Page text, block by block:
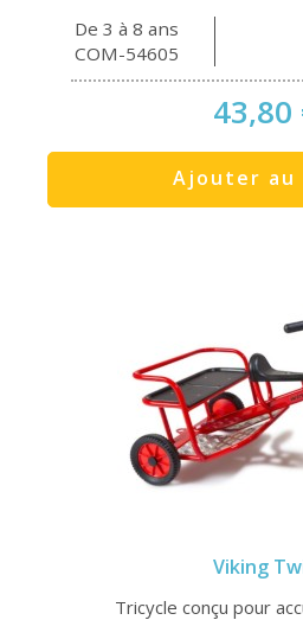
De 3 à 8 ans
COM-54605
43,80
Ajouter au
Viking
Tricycle conçu pour